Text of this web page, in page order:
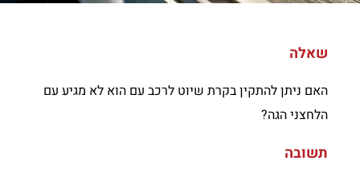
שאלה
האם ניתן להתקין בקרת שיוט לרכב עם הוא לא מגיע עם
הלחצני הגה?
תשובה